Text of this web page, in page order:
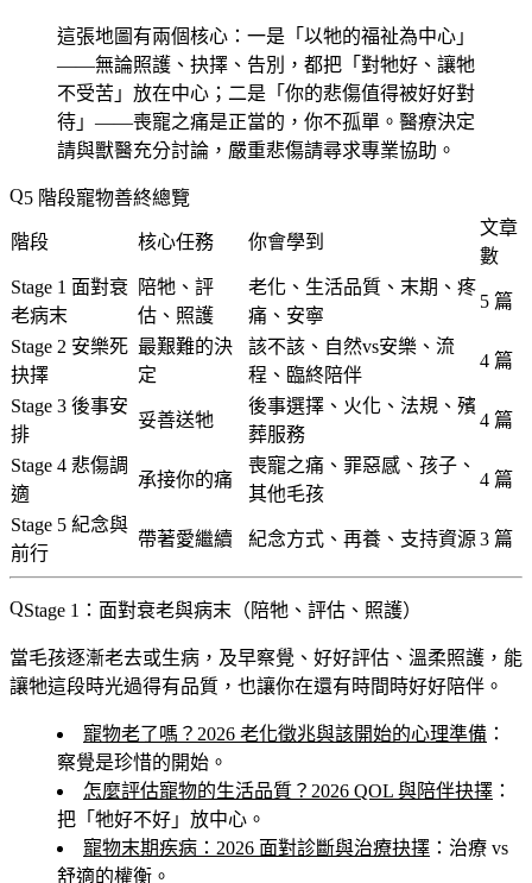
這張地圖有兩個核心：一是「以牠的福祉為中心」
——無論照護、抉擇、告別，都把「對牠好、讓牠
不受苦」放在中心；二是「你的悲傷值得被好好對
待」——喪寵之痛是正當的，你不孤單。醫療決定
請與獸醫充分討論，嚴重悲傷請尋求專業協助。
5 階段寵物善終總覽
階段 核心任務 你會學到
文章
數
Stage 1 面對衰
老病末
陪牠、評
估、照護
老化、生活品質、末期、疼
痛、安寧
5 篇
Stage 2 安樂死
抉擇
最艱難的決
定
該不該、自然vs安樂、流
程、臨終陪伴
4 篇
Stage 3 後事安
排
妥善送牠
後事選擇、火化、法規、殯
葬服務
4 篇
Stage 4 悲傷調
適
承接你的痛
喪寵之痛、罪惡感、孩子、
其他毛孩
4 篇
Stage 5 紀念與
前行
帶著愛繼續 紀念方式、再養、支持資源 3 篇
Stage 1：面對衰老與病末（陪牠、評估、照護）
當毛孩逐漸老去或生病，及早察覺、好好評估、溫柔照護，能
讓牠這段時光過得有品質，也讓你在還有時間時好好陪伴。
寵物老了嗎？2026 老化徵兆與該開始的心理準備 ：
察覺是珍惜的開始。
怎麼評估寵物的生活品質？2026 QOL 與陪伴抉擇 ：
把「牠好不好」放中心。
寵物末期疾病：2026 面對診斷與治療抉擇 ：治療 vs
舒適的權衡。